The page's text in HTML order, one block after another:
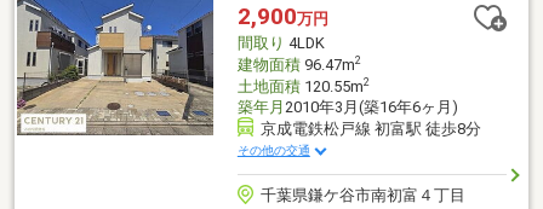
2,900万円
間取り 4LDK
建物面積96.47m2
土地面積120.55m2
築年月 2010年3月(築16年6ヶ月)
京成電鉄松戸線 初富駅 徒歩8分
その他の交通
千葉県鎌ケ谷市南初富４丁目